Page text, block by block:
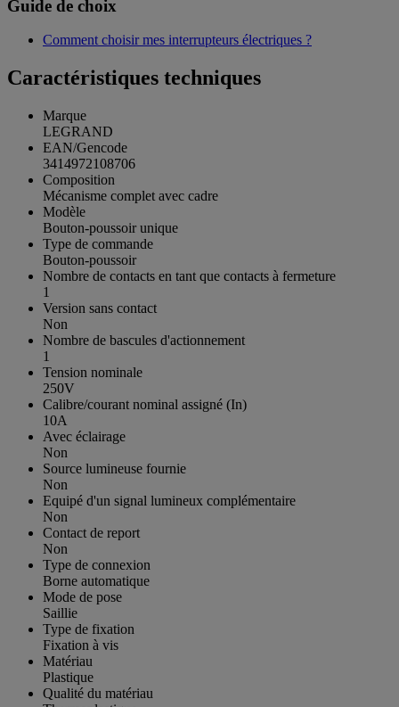
Guide de choix
Comment choisir mes interrupteurs électriques ?
Caractéristiques techniques
Marque
LEGRAND
EAN/Gencode
3414972108706
Composition
Mécanisme complet avec cadre
Modèle
Bouton-poussoir unique
Type de commande
Bouton-poussoir
Nombre de contacts en tant que contacts à fermeture
1
Version sans contact
Non
Nombre de bascules d'actionnement
1
Tension nominale
250V
Calibre/courant nominal assigné (In)
10A
Avec éclairage
Non
Source lumineuse fournie
Non
Equipé d'un signal lumineux complémentaire
Non
Contact de report
Non
Type de connexion
Borne automatique
Mode de pose
Saillie
Type de fixation
Fixation à vis
Matériau
Plastique
Qualité du matériau